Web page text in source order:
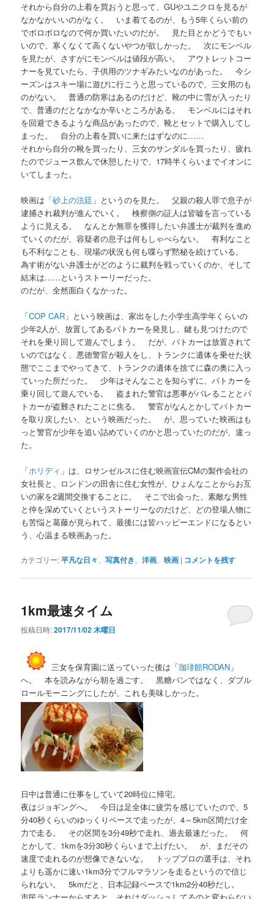
それから自分の上着を買おうと思って、GUやユニクロを見るが
なかなかいいのがなく。 いま着てるのが、もう5年くらい前の
でボロボロなので何か買いたいのだが。 見た目とかどうでもい
いので、寒くなくて高くないやつが欲しかった。 次にモンベル
を見たが、さすがにモンベルは値段が高い。 アウトレットコー
ナーを見ていたら、子供用のツナギみたいなのがあった。 今シ
ーズンはスキー場に遊びに行こうと思っているので、三女用のも
のがない。 普通の防寒はあるのだけど、靴の中に雪が入ったり
で、普通のだとなかなか辛いところがある。 モンベルにはそれ
を回避できるような商品があったので、靴とセットで購入してし
まった。 自分の上着を買いに来たはずなのに……
それから自分の靴を買ったり、三女のサンダルを買ったり、疲れ
たのでジュース飲んで休憩したりで、17時半くらいまでイオンに
いてしまった。
映画は「砂上の法廷 」というのを見た。 父親の殺人罪で息子が
逮捕され裁判が進んでいく。 検察側の証人は皆嘘を言っている
ように見える。 なんとか無罪を獲得したい弁護士が裁判を進め
ていくのだが、容疑者の息子は何もしゃべらない。 有利なこと
も不利なことも、現場の状況も何も喋らず黙秘を続けている。
為す術がない弁護士がどのように裁判を戦っていくのか、そして
結末は……というストーリーだった。
のだが、全然面白くなかった。
「COP CAR 」という映画は、家出をした小学生高学年くらいの
少年2人が、放置してあるパトカーを発見し、鍵も見つけたので
それを乗り回して遊んでしまう。 だが、パトカーは放置されて
いのではなく、悪徳警官が殺人をし、トランクに遺体を乗せた状
態でここまでやってきて、トランクの遺体を捨てに森の奥に入っ
ていった所だった。 少年はそんなことを知らずに、パトカーを
乗り回して遊んでいる。 盗まれた警官は悪事がバレることとパ
トカーが盗難されたことに焦る。 警官がなんとかしてパトカー
を取り戻したい、という映画だった。 が、思っていた映画はも
っと警官が少年を追い詰めていくのかと思っていたのだが、違っ
た。
「ホリディ 」は、ロサンゼルスに住む映画宣伝CMの製作会社の
女社長と、ロンドンの田舎に住む女性が、ひょんなことからお互
いの家を2週間交換することに。 そこで出会った、素敵な男性
と仲を深めていくというストーリーなのだけど、どの登場人物に
も苦悩と葛藤が見られて、最後には皆ハッピーエンドになるとい
う、心温まる映画あった。
カテゴリー:平凡な日々 、写真付き 、洋画 、映画 | コメントを残す
1km最速タイム
投稿日時:2017/11/02 木曜日
三女を保育園に送っていった後は「珈琲館RODAN 」
へ。 本を読みながら朝を過ごす。 黒糖パンではなく、ダブル
ロールモーニングにしたが、これも美味しかった。
日中は普通に仕事をしていて20時位に帰宅。
夜はジョギングへ。 今日は足全体に疲労を感じていたので、5
分40秒くらいのゆっくりペースで走ったが、4～5km区間だけ全
力で走る。 その区間を3分49秒で走れ、過去最速だった。 何
とかして、1kmを3分30秒くらいまで上げたい。 が、まだその
速度で走れるのが想像できないな。 トッププロの選手は、それ
よりも遥かに速い1km3分でフルマラソンを走るというので信じ
られない。 5kmだと、日本記録ペースで1km2分40秒だし。